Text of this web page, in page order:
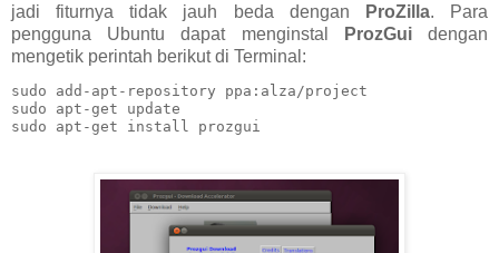
jadi fiturnya tidak jauh beda dengan
ProZilla. Para
pengguna Ubuntu dapat menginstal
ProzGuidengan
mengetik perintah berikut di Terminal:
sudo add-apt-repository ppa:alza/project
sudo apt-get update
sudo apt-get install prozgui